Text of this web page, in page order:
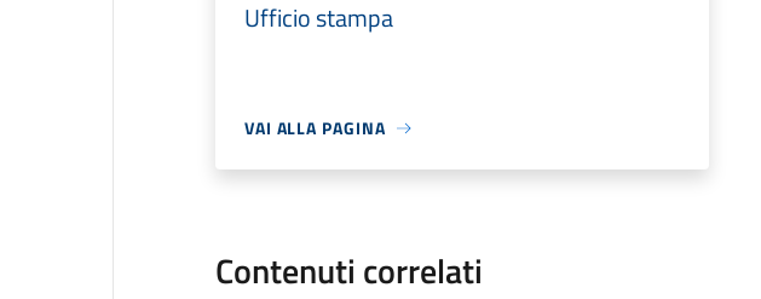
Ufficio stampa
VAI ALLA PAGINA
Contenuti correlati